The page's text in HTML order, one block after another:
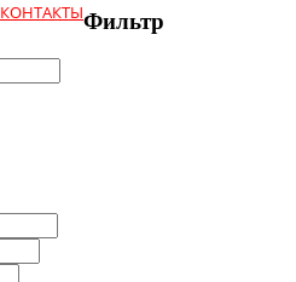
КОНТАКТЫФильтр